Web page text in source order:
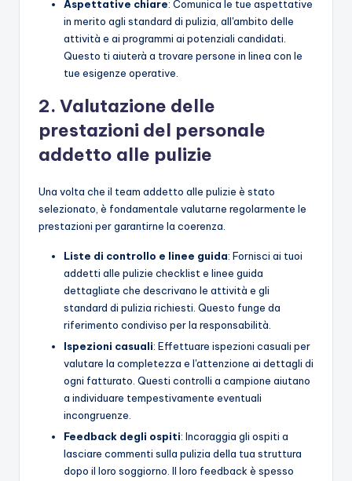
Aspettative chiare: Comunica le tue aspettative
in merito agli standard di pulizia, all'ambito delle
attività e ai programmi ai potenziali candidati.
Questo ti aiuterà a trovare persone in linea con le
tue esigenze operative.
2. Valutazione delle
prestazioni del personale
addetto alle pulizie
Una volta che il team addetto alle pulizie è stato
selezionato, è fondamentale valutarne regolarmente le
prestazioni per garantirne la coerenza.
Liste di controllo e linee guida: Fornisci ai tuoi
addetti alle pulizie checklist e linee guida
dettagliate che descrivano le attività e gli
standard di pulizia richiesti. Questo funge da
riferimento condiviso per la responsabilità.
Ispezioni casuali: Effettuare ispezioni casuali per
valutare la completezza e l'attenzione ai dettagli di
ogni fatturato. Questi controlli a campione aiutano
a individuare tempestivamente eventuali
incongruenze.
Feedback degli ospiti: Incoraggia gli ospiti a
lasciare commenti sulla pulizia della tua struttura
dopo il loro soggiorno. Il loro feedback è spesso